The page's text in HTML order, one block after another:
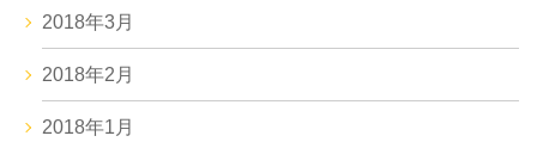
2018年3月
2018年2月
2018年1月